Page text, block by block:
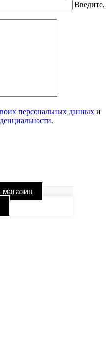
Введите,
персональных данных и
.
магазин